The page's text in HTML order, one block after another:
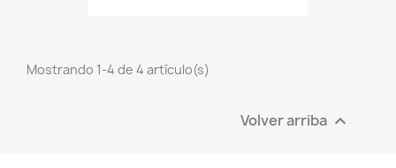
Mostrando 1-4 de 4 artículo(s)
Volver arriba 